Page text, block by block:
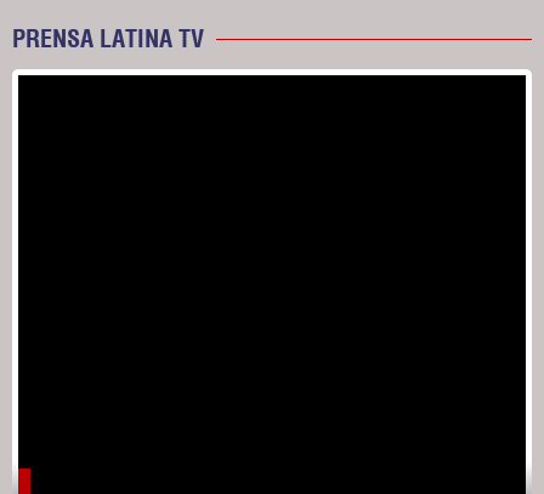
PRENSA LATINA TV